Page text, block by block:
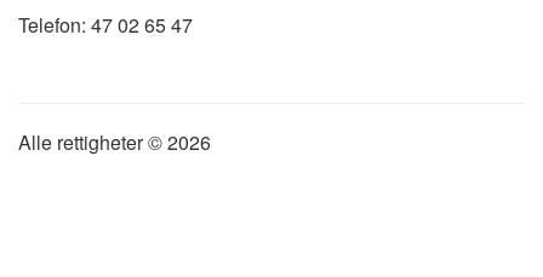
Telefon: 47 02 65 47
Alle rettigheter ©2026